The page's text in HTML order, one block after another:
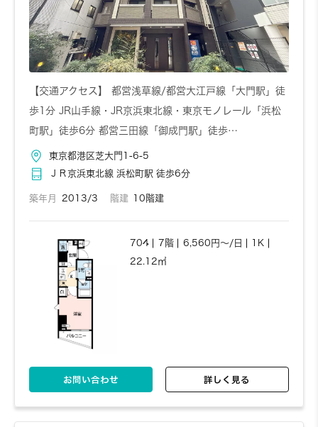
【交通アクセス】 都営浅草線/都営大江戸線「大門駅」徒
歩1分 JR山手線・JR京浜東北線・東京モノレール「浜松
町駅」徒歩6分 都営三田線「御成門駅」徒歩…
東京都港区芝大門1-6-5
ＪＲ京浜東北線 浜松町駅 徒歩6分
築年月 2013/3 階建 10階建
704 7階 6,560円～/日
1K
22.12㎡
お問い合わせ 詳しく見る